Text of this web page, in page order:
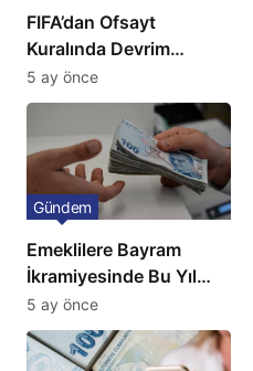
FIFA’dan Ofsayt
Kuralında Devrim
Niteliğinde Onay
5 ay önce
Emeklilere Bayram
İkramiyesinde Bu Yıl
Artış Gelmeyecek
Gündem
5 ay önce